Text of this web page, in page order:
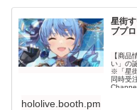
星街
ブプ
【商品
い」の
※「星
同時受
hololive.booth.pm